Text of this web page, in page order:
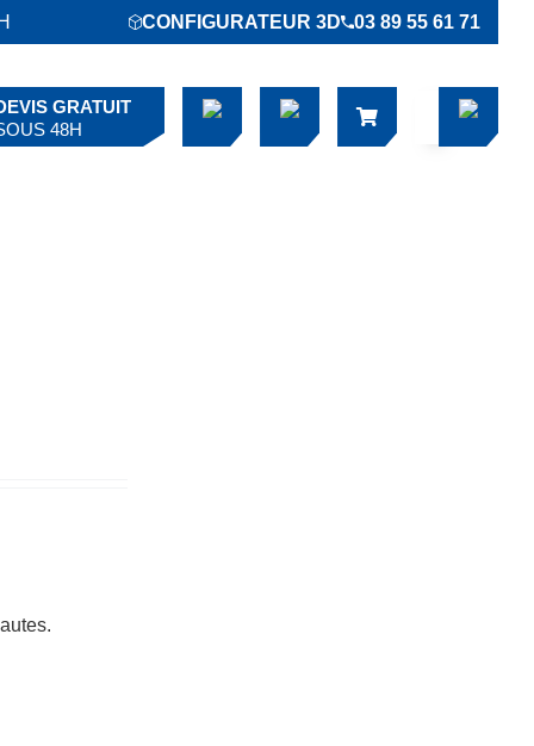
CONFIGURATEUR 3D 03 89 55 61 71
GRATUIT
48H